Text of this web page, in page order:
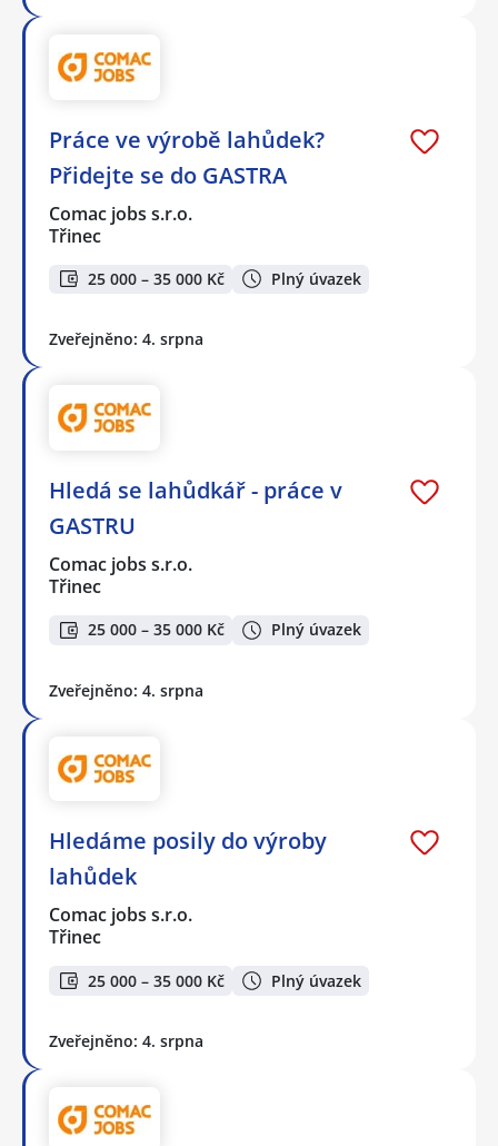
Práce ve výrobě lahůdek?
Přidejte se do GASTRA
Comac jobs s.r.o.
Třinec
25 000 – 35 000 Kč Plný úvazek
Zveřejněno: 4. srpna
Hledá se lahůdkář - práce v
GASTRU
Comac jobs s.r.o.
Třinec
25 000 – 35 000 Kč Plný úvazek
Zveřejněno: 4. srpna
Hledáme posily do výroby
lahůdek
Comac jobs s.r.o.
Třinec
25 000 – 35 000 Kč Plný úvazek
Zveřejněno: 4. srpna